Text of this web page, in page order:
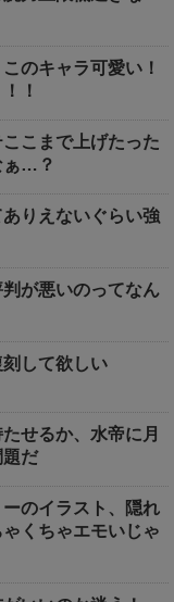
のキャラ可愛い！
！
ここまで上げたった
ぁ…？
ありえないぐらい強
判が悪いのってなん
刻して欲しい
せるか、水帝に月
だ
ーのイラスト、隠れ
くちゃエモいじゃ